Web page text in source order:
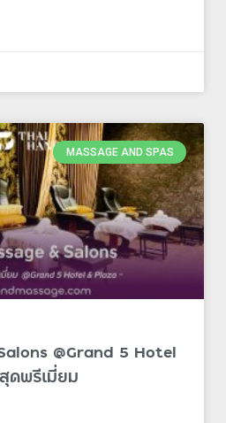
MASSAGE AND SPAS
@Grand 5 Hotel
ดพรีเมี่ยม